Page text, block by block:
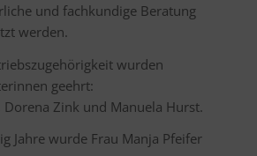
und fachkundige Beratung
werden.
wurden
geehrt:
Dorena Zink und Manuela Hurst.
Jahre wurde Frau Manja Pfeifer